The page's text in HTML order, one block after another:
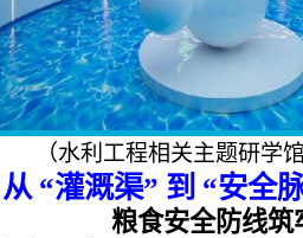
（水利工程相关主题研学
“灌溉渠” 到 “安全
粮食安全防线筑